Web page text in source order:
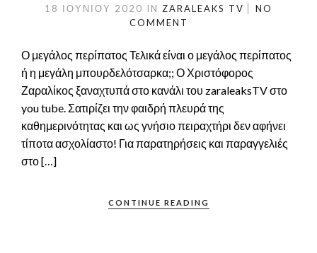
18 ΙΟΥΝΊΟΥ 2020 IN ZARALEAKS TV
NO
COMMENT
Ο μεγάλος περίπατος Τελικά είναι ο μεγάλος περίπατος
ή η μεγάλη μπουρδελότσαρκα;; Ο Χριστόφορος
Ζαραλίκος ξαναχτυπά στο κανάλι του zaraleaksTV στο
you tube. Σατιρίζει την φαιδρή πλευρά της
καθημερινότητας και ως γνήσιο πειραχτήρι δεν αφήνει
τίποτα ασχολίαστο! Για παρατηρήσεις και παραγγελιές
στο […]
CONTINUE READING